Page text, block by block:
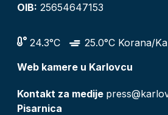
OIB: 25654647153
24.3°C
25.0°C Korana/
Web kamere u Karlovcu
Kontakt za medije
Pisarnica